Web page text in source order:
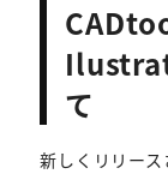
て
新しくリリー